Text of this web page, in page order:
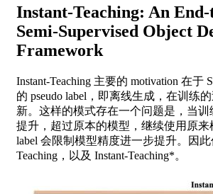
Instant-Teaching: An
Semi-Supervised Object
Framework
Instant-Teaching 主要的 motivation 在于
的 pseudo label，即离线生成，在训练
新。这样的模式存在一个问题是，当
提升，超过原本的模型，继续使用原来
label 会限制模型精度进一步提升。因此
Teaching，以及 Instant-Teaching*。